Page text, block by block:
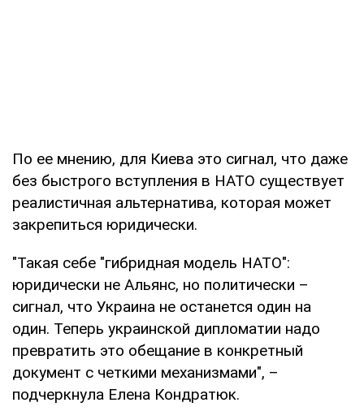
По ее мнению, для Киева это сигнал, что даже
без быстрого вступления в НАТО существует
реалистичная альтернатива, которая может
закрепиться юридически.
"Такая себе "гибридная модель НАТО":
юридически не Альянс, но политически –
сигнал, что Украина не останется один на
один. Теперь украинской дипломатии надо
превратить это обещание в конкретный
документ с четкими механизмами", –
подчеркнула Елена Кондратюк.